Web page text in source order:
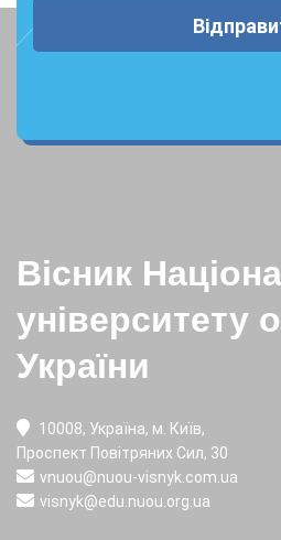
Вісник
університету
України
10008, Україна, м. Київ,
Проспект Повітряних Сил, 30
vnuou@nuou-visnyk.com.ua
visnyk@edu.nuou.org.ua